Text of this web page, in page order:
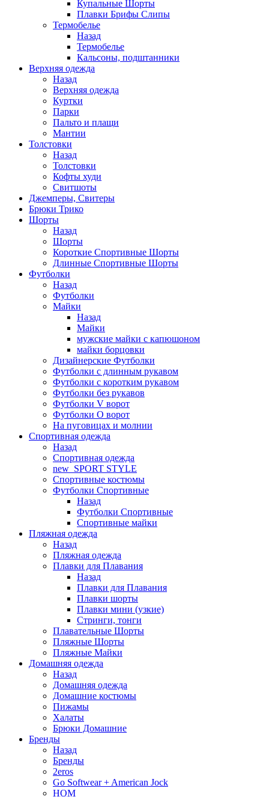
Купальные Шорты
Плавки Брифы Слипы
Термобелье
Назад
Термобелье
Кальсоны, подштанники
Верхняя одежда
Назад
Верхняя одежда
Куртки
Парки
Пальто и плащи
Мантии
Толстовки
Назад
Толстовки
Кофты худи
Свитшоты
Джемперы, Свитеры
Брюки Трико
Шорты
Назад
Шорты
Короткие Спортивные Шорты
Длинные Спортивные Шорты
Футболки
Назад
Футболки
Майки
Назад
Майки
мужские майки с капюшоном
майки борцовки
Дизайнерские Футболки
Футболки с длинным рукавом
Футболки с коротким рукавом
Футболки без рукавов
Футболки V ворот
Футболки O ворот
На пуговицах и молнии
Спортивная одежда
Назад
Спортивная одежда
new_SPORT STYLE
Спортивные костюмы
Футболки Спортивные
Назад
Футболки Спортивные
Спортивные майки
Пляжная одежда
Назад
Пляжная одежда
Плавки для Плавания
Назад
Плавки для Плавания
Плавки шорты
Плавки мини (узкие)
Стринги, тонги
Плавательные Шорты
Пляжные Шорты
Пляжные Майки
Домашняя одежда
Назад
Домашняя одежда
Домашние костюмы
Пижамы
Халаты
Брюки Домашние
Бренды
Назад
Бренды
2eros
Go Softwear + American Jock
HOM